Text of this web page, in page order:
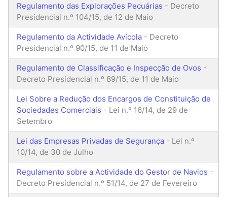
Regulamento das Explorações Pecuárias - Decreto
Presidencial n.º 104/15, de 12 de Maio
Regulamento da Actividade Avícola - Decreto
Presidencial n.º 90/15, de 11 de Maio
Regulamento de Classificação e Inspecção de Ovos -
Decreto Presidencial n.º 89/15, de 11 de Maio
Lei Sobre a Redução dos Encargos de Constituição de
Sociedades Comerciais - Lei n.º 16/14, de 29 de
Setembro
Lei das Empresas Privadas de Segurança - Lei n.º
10/14, de 30 de Julho
Regulamento sobre a Actividade do Gestor de Navios -
Decreto Presidencial n.º 51/14, de 27 de Fevereiro